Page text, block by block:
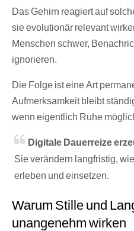
Das Gehirn reagiert auf
sie evolutionär relevant
Menschen schwer,
ignorieren.
Die Folge ist eine Art
Aufmerksamkeit bleibt
wenn eigentlich Ruhe
Digitale Dauerreize
Sie verändern langfristig,
erleben und einsetzen.
Warum Stille und
unangenehm wirken